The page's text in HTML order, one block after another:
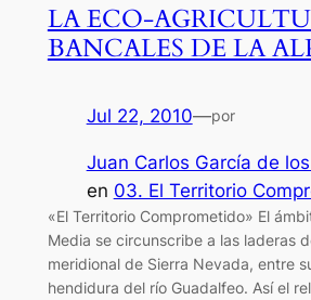
LA ECO-
BANCALES DE LA
Jul 22, 2010—por
Juan Carlos García de
en 03. El Territorio
«El Territorio Comprometido» El
Media se circunscribe a las laderas
meridional de Sierra Nevada, entre
hendidura del río Guadalfeo. Así el